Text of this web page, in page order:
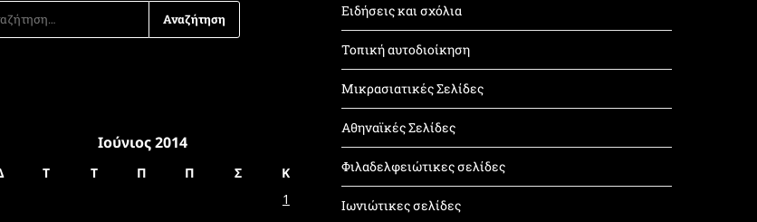
Ιούνιος 2014
Τ Τ Π Π Σ
Κ
1
Ειδήσεις και σχόλια
Τοπική αυτοδιοίκηση
Μικρασιατικές Σελίδες
Αθηναϊκές Σελίδες
Φιλαδελφειώτικες σελίδες
Ιωνιώτικες σελίδες